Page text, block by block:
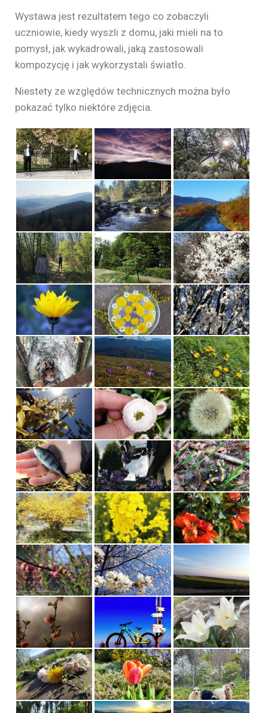
Wystawa jest rezultatem tego co zobaczyli
uczniowie, kiedy wyszli z domu, jaki mieli na to
pomysł, jak wykadrowali, jaką zastosowali
kompozycję i jak wykorzystali światło.
Niestety ze względów technicznych można było
pokazać tylko niektóre zdjęcia.